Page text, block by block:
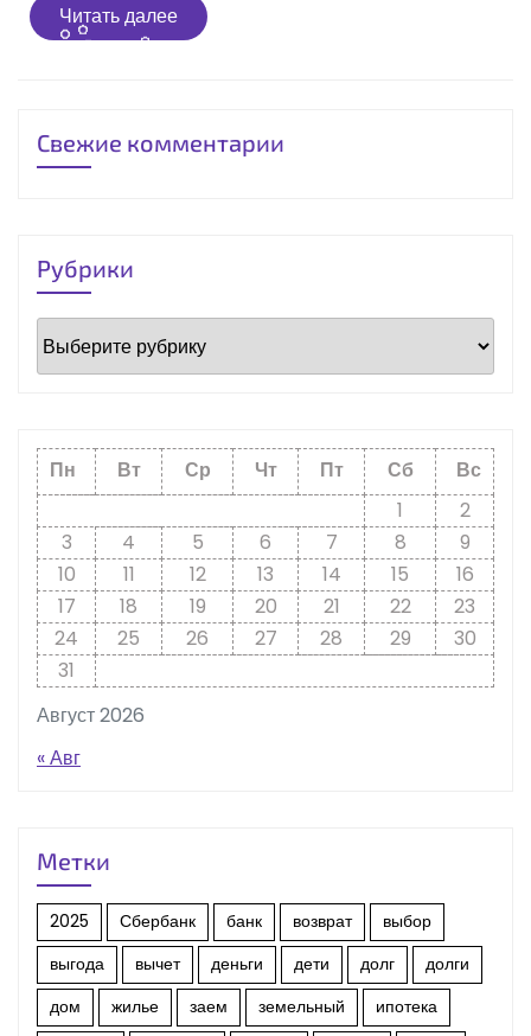
Читать далееЧитать
далее
Свежие комментарии
Рубрики
Рубрики
Август 2026
Пн Вт Ср Чт Пт Сб
Вс
1
2
3
4 5 6 7 8
9
10
11 12 13 14 15
16
17
18 19 20 21 22
23
24
25 26 27 28 29
30
31
« Авг
Метки
2025 Сбербанк банк возврат
выбор
выгода
вычет деньги дети долг
долги
дом
жилье заем земельный
ипотека